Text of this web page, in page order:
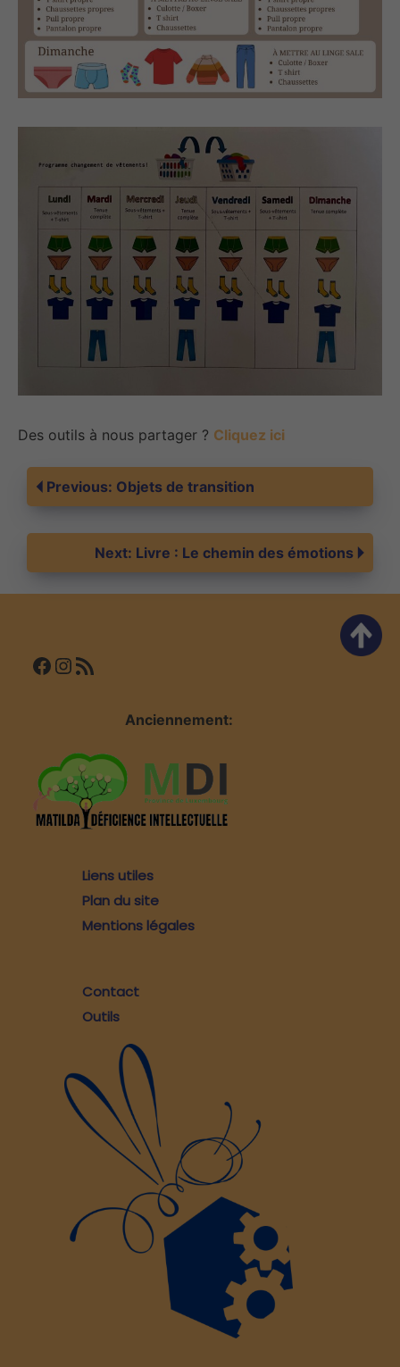
Des outils à nous partager ? Cliquez ici
Navigation
de
l’article
Previous: Objets de transition
Next: Livre : Le chemin des émotions
Facebook InstagramFlux RSS
Anciennement:
Liens utiles
Plan du site
Mentions légales
Contact
Outils